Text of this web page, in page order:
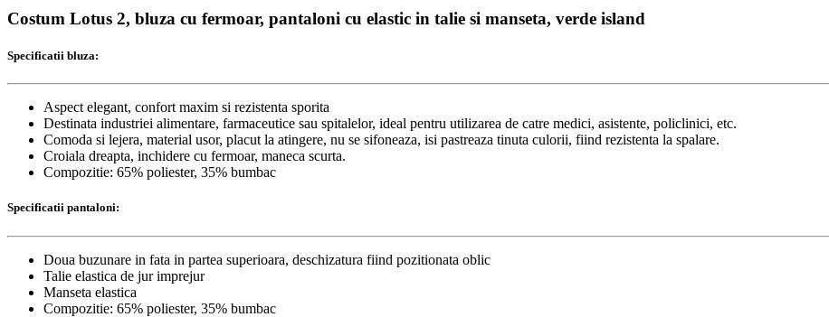
Costum Lotus 2, bluza cu fermoar, pantaloni cu elastic in talie si manseta, verde island
Specificatii bluza:
Aspect elegant, confort maxim si rezistenta sporita
Destinata industriei alimentare, farmaceutice sau spitalelor, ideal pentru utilizarea de catre medici, asistente, policlinici, etc.
Comoda si lejera, material usor, placut la atingere, nu se sifoneaza, isi pastreaza tinuta culorii, fiind rezistenta la spalare.
Croiala dreapta, inchidere cu fermoar, maneca scurta.
Compozitie: 65% poliester, 35% bumbac
Specificatii pantaloni:
Doua buzunare in fata in partea superioara, deschizatura fiind pozitionata oblic
Talie elastica de jur imprejur
Manseta elastica
Compozitie: 65% poliester, 35% bumbac